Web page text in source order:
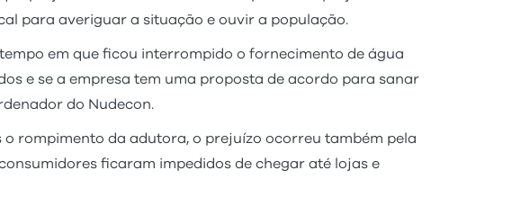
para averiguar a situação e ouvir a população.
em que ficou interrompido o fornecimento de água
e se a empresa tem uma proposta de acordo para sanar
do Nudecon.
rompimento da adutora, o prejuízo ocorreu também pela
ficaram impedidos de chegar até lojas e